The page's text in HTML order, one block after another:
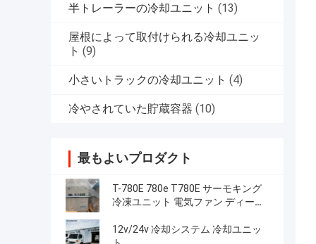
半トレーラーの冷却ユニット (13)
屋根によって取付けられる冷却ユニッ
ト (9)
小さいトラックの冷却ユニット (4)
冷やされていた貯蔵容器 (10)
最もよいプロダクト
T-780E 780e T780E サーモキング
冷凍ユニット 電気ファン ディーゼ
き 中国製
12v/24v 冷却システム 冷却ユニッ